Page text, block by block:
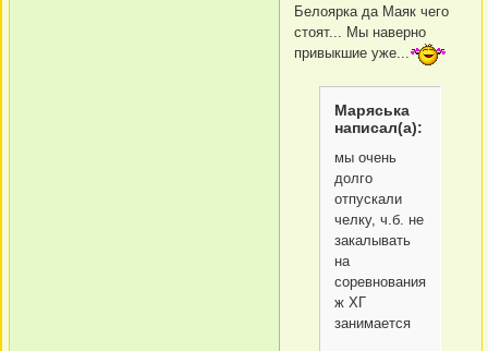
Белоярка да Маяк чего
стоят... Мы наверно
привыкшие уже...
Маряська
написал(а):
мы очень
долго
отпускали
челку, ч.б. не
закалывать
на
соревнованиях...она
ж ХГ
занимается